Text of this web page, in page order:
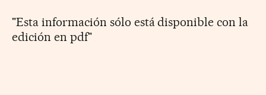
"Esta información sólo está disponible con la
edición en pdf"